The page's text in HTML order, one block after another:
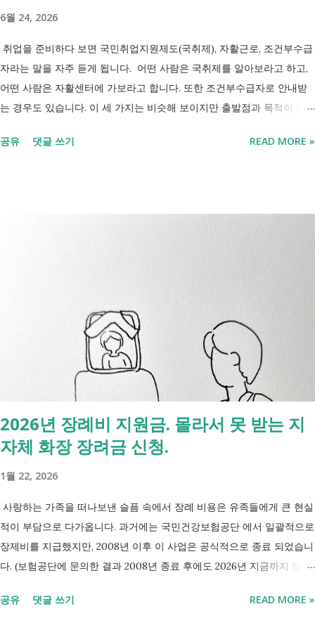
연금 생계급여 목적 장애로 인한 ...
6월 24, 2026
취업을 준비하다 보면 국민취업지원제도(국취제), 자활근로, 조건부수급
자라는 말을 자주 듣게 됩니다. 어떤 사람은 국취제를 알아보라고 하고,
어떤 사람은 자활센터에 가보라고 합니다. 또한 조건부수급자로 안내받
는 경우도 있습니다. 이 세 가지는 비슷해 보이지만 출발점과 목적이 다
것조차 포기하고 싶어집니다. 그래서 포기하지 않길 바라는 마음에 쉽게
수당 자활사업 참여, 자활급여 자활사업 또는 취업지원 참여 참여 여부
신청 상황에 따라 참여 사실상 의무 즉, 국민취업제도 는 취업을 준비하
는 사람을 돕는 제도입니다. 자활근로 는 일한 기회를 제공하면서 자립을
지원하는 제도입니다. 조건부수급자 는 하나의 제도라기보다 생계급여를
받는 과정에서 일정한 참여 의무가 있는 상태를 말합니다. [조건부과 생
계급여 바로가기] - [2026 최신] 근로능력 있어도 생계급여 받는 법? 조
건부과유예·제시유예 취업을 준비하는 청년이라면? 국민취업지원제도 A
씨는 29세입니다. 현재 직장이 없고 취업을 준비하고 있습니다. 생활이
들이 가장 먼저 알아보는 것이 국민취업지원제도 입니다. 고용센터를 통
해 취업 상담을 받고, 직업훈련에 참여하고, 요건에 따라 구직촉진수당을
받을 수도 있기 때문입니다. 중요한 점은 실제 목표가 취업이라는 ...
공유 댓글 쓰기 READ MORE »
2026년 장례비 지원금. 몰라서 못 받는 지
자체 화장 장려금 신청.
1월 22, 2026
사랑하는 가족을 떠나보낸 슬픔 속에서 장례 비용은 유족들에게 큰 현실
적이 부담으로 다가옵니다. 과거에는 국민건강보험공단 에서 일괄적으로
장제비를 지급했지만, 2008년 이후 이 사업은 공식적으로 종료 되었습니
다. (보험공단에 문의한 결과 2008년 종료 후에도 2026년 지금까지 많은
보훈대상자 나 기초생활수급자 대상 지원 은 여전히 유지 되고 있으며,
공유 댓글 쓰기 READ MORE »